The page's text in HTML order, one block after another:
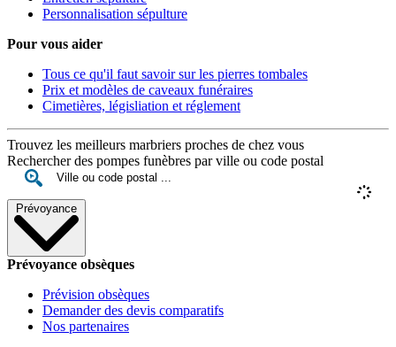
Personnalisation sépulture
Pour vous aider
Tous ce qu'il faut savoir sur les pierres tombales
Prix et modèles de caveaux funéraires
Cimetières, législiation et réglement
Trouvez les meilleurs marbriers proches de chez vous
Rechercher des pompes funèbres par ville ou code postal
Prévoyance
Prévoyance obsèques
Prévision obsèques
Demander des devis comparatifs
Nos partenaires